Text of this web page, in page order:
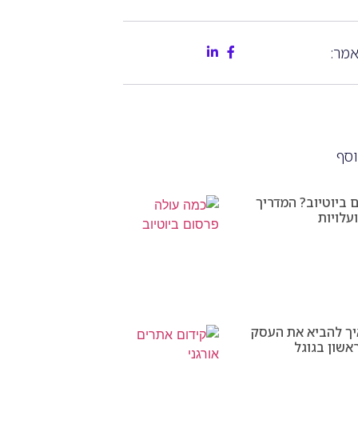
ביוטיוב? המדריך
להביא את העסק
בגוגל